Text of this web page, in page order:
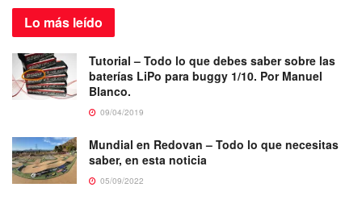
Lo más leído
Tutorial – Todo lo que debes saber sobre las
baterías LiPo para buggy 1/10. Por Manuel
Blanco.
09/04/2019
Mundial en Redovan – Todo lo que necesitas
saber, en esta noticia
05/09/2022